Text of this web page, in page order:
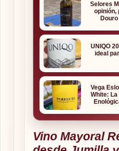
Selores
opinión,
UNIQO
ideal
Vega
White: La
Vino Mayoral